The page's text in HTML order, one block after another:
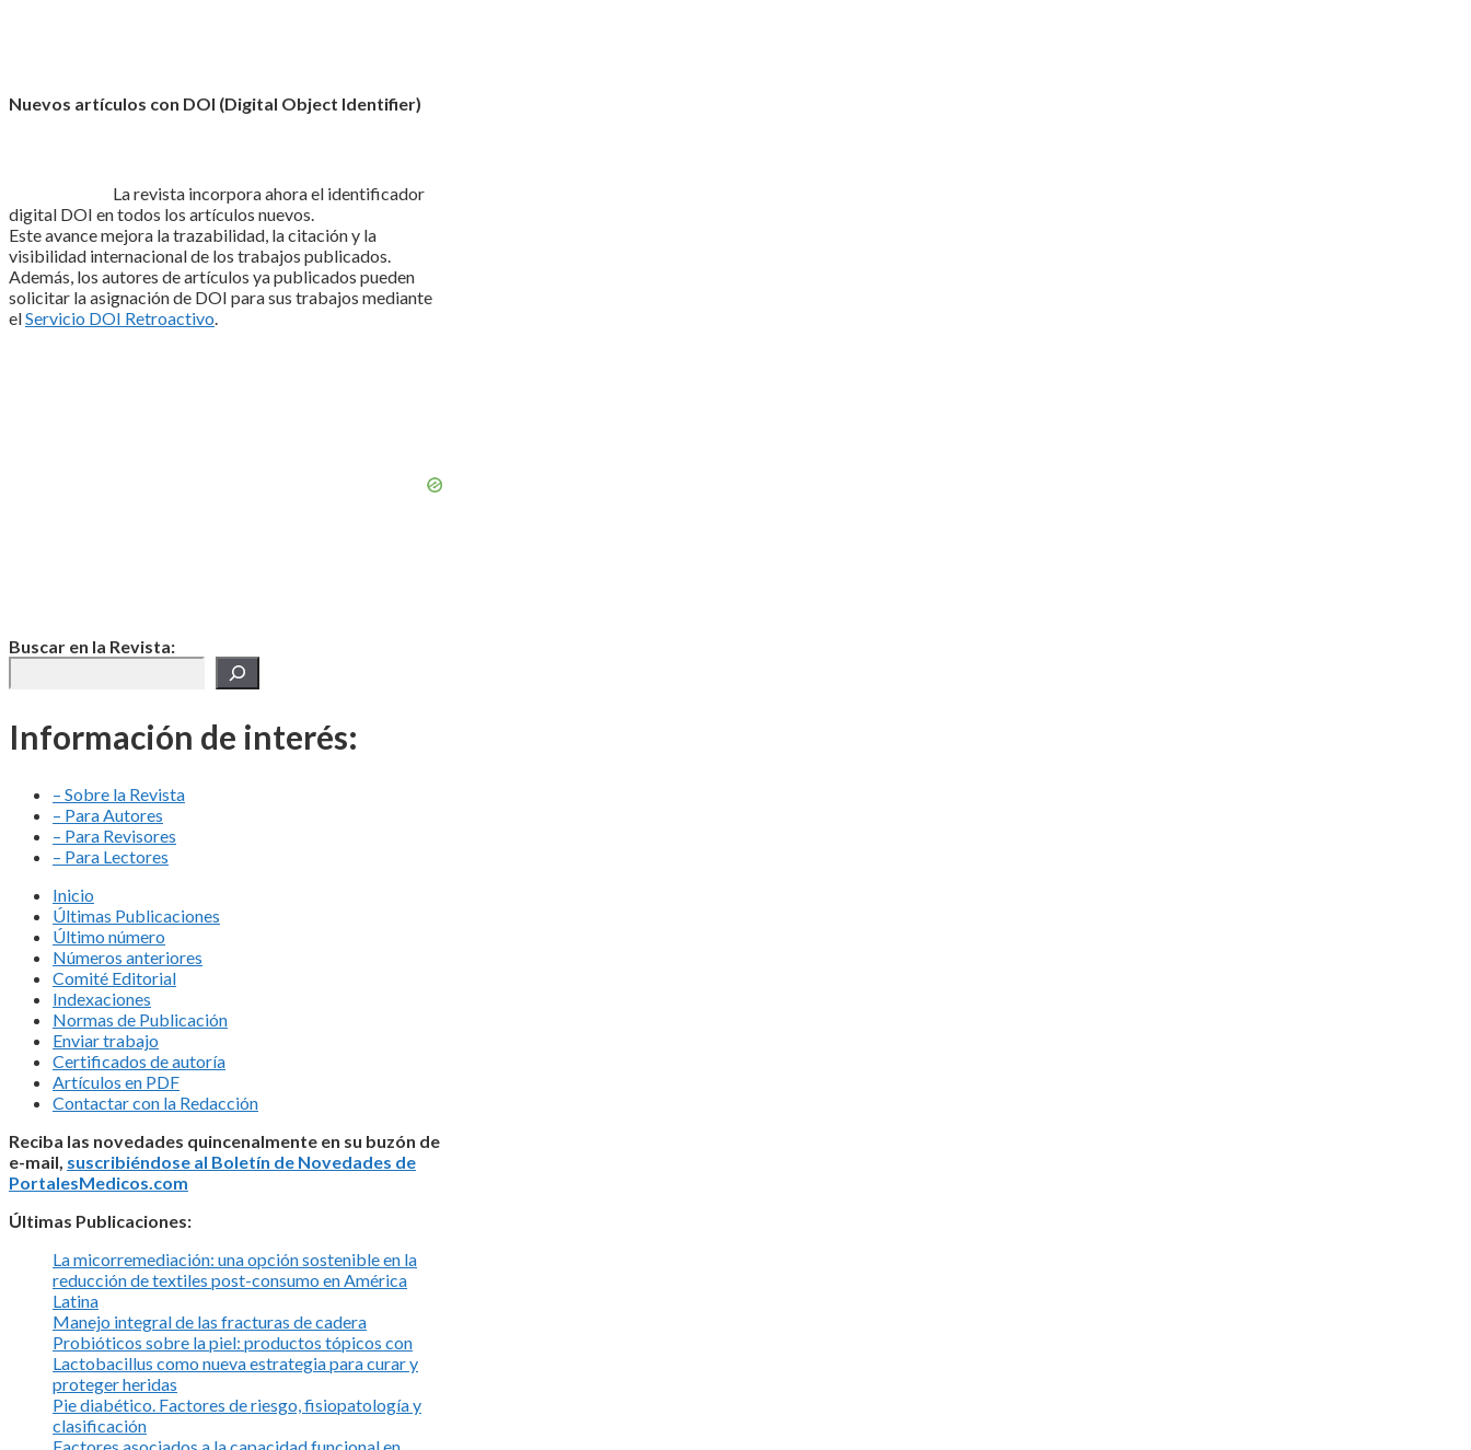
Nuevos artículos con DOI (Digital Object Identifier)
La revista incorpora ahora el identificador
digital DOI en todos los artículos nuevos.
Este avance mejora la trazabilidad, la citación y la
visibilidad internacional de los trabajos publicados.
Además, los autores de artículos ya publicados pueden
solicitar la asignación de DOI para sus trabajos mediante
elServicio DOI Retroactivo.
Buscar en la Revista:
Información de interés:
– Sobre la Revista
– Para Autores
– Para Revisores
– Para Lectores
Inicio
Últimas Publicaciones
Último número
Números anteriores
Comité Editorial
Indexaciones
Normas de Publicación
Enviar trabajo
Certificados de autoría
Artículos en PDF
Contactar con la Redacción
Reciba las novedades quincenalmente en su buzón de
e-mail, suscribiéndose al Boletín de Novedades de
PortalesMedicos.com
Últimas Publicaciones:
La micorremediación: una opción sostenible en la
reducción de textiles post-consumo en América
Latina
Manejo integral de las fracturas de cadera
Probióticos sobre la piel: productos tópicos con
Lactobacillus como nueva estrategia para curar y
proteger heridas
Pie diabético. Factores de riesgo, fisiopatología y
clasificación
Factores asociados a la capacidad funcional en